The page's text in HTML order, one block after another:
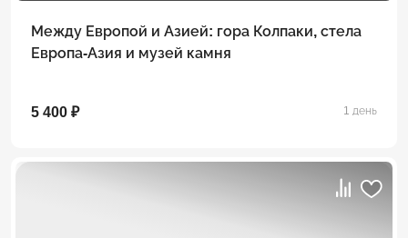
Между Европой и Азией: гора Колпаки, стела
Европа-Азия и музей камня
5 400 ₽ 1 день